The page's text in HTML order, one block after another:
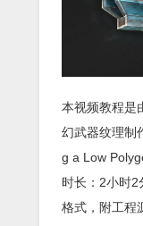
本视频教程是
幻武器纹理制
g a Low
时长：2小时2
格式，附工程